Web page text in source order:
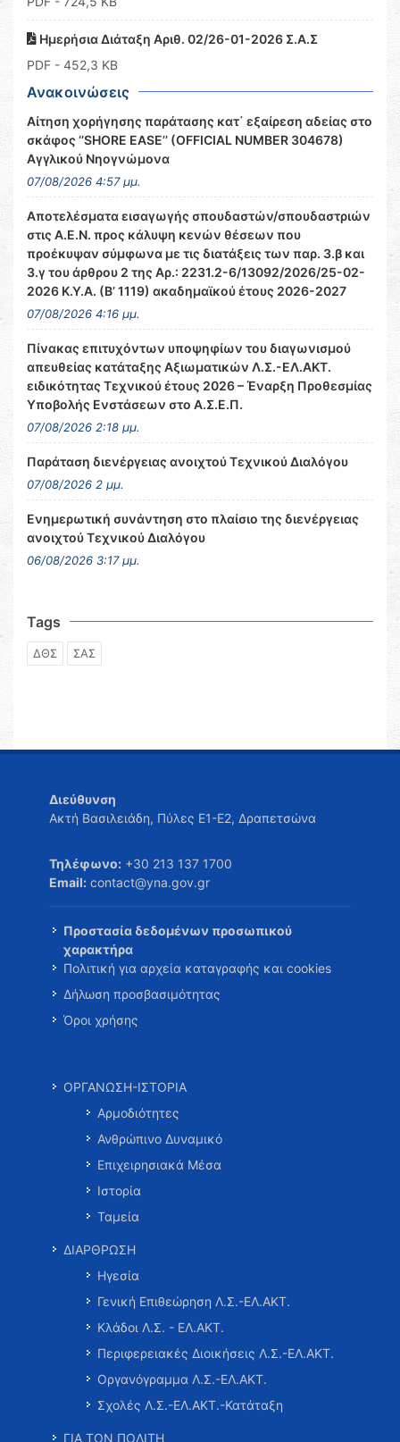
Ημερήσια Διάταξη Αριθ. 02/26-01-2026 Σ.Α.Σ
PDF - 452,3 KB
Ανακοινώσεις
Αίτηση χορήγησης παράτασης κατ΄ εξαίρεση αδείας στο
σκάφος ‘’SHORE EASE’’ (OFFICIAL NUMBER 304678)
Αγγλικού Νηογνώμονα
07/08/2026 4:57 μμ.
Αποτελέσματα εισαγωγής σπουδαστών/σπουδαστριών
στις Α.Ε.Ν. προς κάλυψη κενών θέσεων που
προέκυψαν σύμφωνα με τις διατάξεις των παρ. 3.β και
3.γ του άρθρου 2 της Αρ.: 2231.2-6/13092/2026/25-02-
2026 Κ.Υ.Α. (Β’ 1119) ακαδημαϊκού έτους 2026-2027
07/08/2026 4:16 μμ.
Πίνακας επιτυχόντων υποψηφίων του διαγωνισμού
απευθείας κατάταξης Αξιωματικών Λ.Σ.-ΕΛ.ΑΚΤ.
ειδικότητας Τεχνικού έτους 2026 – Έναρξη Προθεσμίας
Υποβολής Ενστάσεων στο Α.Σ.Ε.Π.
07/08/2026 2:18 μμ.
Παράταση διενέργειας ανοιχτού Τεχνικού Διαλόγου
07/08/2026 2 μμ.
Ενημερωτική συνάντηση στο πλαίσιο της διενέργειας
ανοιχτού Τεχνικού Διαλόγου
06/08/2026 3:17 μμ.
Tags
ΔΘΣ ΣΑΣ
Διεύθυνση
Ακτή Βασιλειάδη, Πύλες Ε1-Ε2, Δραπετσώνα
Τηλέφωνο: +30 213 137 1700
Email: contact@yna.gov.gr
Προστασία δεδομένων προσωπικού
χαρακτήρα
Πολιτική για αρχεία καταγραφής και cookies
Δήλωση προσβασιμότητας
Όροι χρήσης
ΟΡΓΑΝΩΣΗ-ΙΣΤΟΡΙΑ
Αρμοδιότητες
Ανθρώπινο Δυναμικό
Επιχειρησιακά Μέσα
Ιστορία
Ταμεία
ΔΙΑΡΘΡΩΣΗ
Ηγεσία
Γενική Επιθεώρηση Λ.Σ.-ΕΛ.ΑΚΤ.
Κλάδοι Λ.Σ. - ΕΛ.ΑΚΤ.
Περιφερειακές Διοικήσεις Λ.Σ.-ΕΛ.ΑΚΤ.
Οργανόγραμμα Λ.Σ.-ΕΛ.ΑΚΤ.
Σχολές Λ.Σ.-ΕΛ.ΑΚΤ.-Κατάταξη
ΓΙΑ ΤΟΝ ΠΟΛΙΤΗ